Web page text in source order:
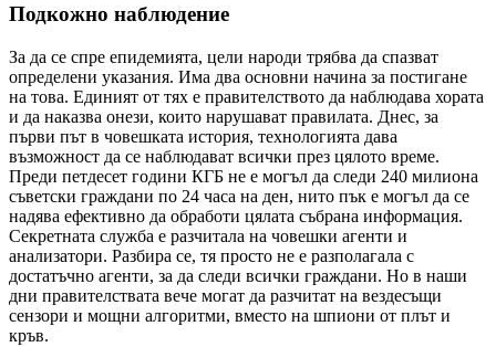
Подкожно наблюдение
За да се спре епидемията, цели народи трябва да спазват
определени указания. Има два основни начина за постигане
на това. Единият от тях е правителството да наблюдава хората
и да наказва онези, които нарушават правилата. Днес, за
първи път в човешката история, технологията дава
възможност да се наблюдават всички през цялото време.
Преди петдесет години КГБ не е могъл да следи 240 милиона
съветски граждани по 24 часа на ден, нито пък е могъл да се
надява ефективно да обработи цялата събрана информация.
Секретната служба е разчитала на човешки агенти и
анализатори. Разбира се, тя просто не е разполагала с
достатъчно агенти, за да следи всички граждани. Но в наши
дни правителствата вече могат да разчитат на вездесъщи
сензори и мощни алгоритми, вместо на шпиони от плът и
кръв.